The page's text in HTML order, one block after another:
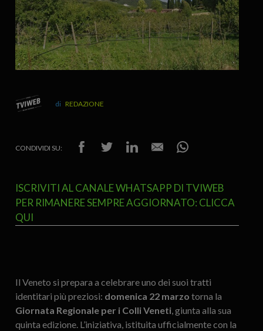
REDAZIONE
CONDIVIDI SU:
ISCRIVITI AL CANALE WHATSAPP DI TVIWEB
PER RIMANERE SEMPRE AGGIORNATO: CLICCA
QUI
Il Veneto si prepara a celebrare uno dei suoi tratti
identitari più preziosi: domenica 22 marzo torna la
Giornata Regionale per i Colli Veneti, giunta alla sua
quinta edizione. L’iniziativa, istituita ufficialmente con la